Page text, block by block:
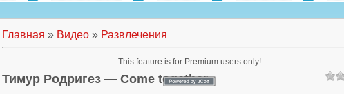
Главная » Видео » Развлечения
Тимур Родригез — Come together
This feature is for Premium users only!